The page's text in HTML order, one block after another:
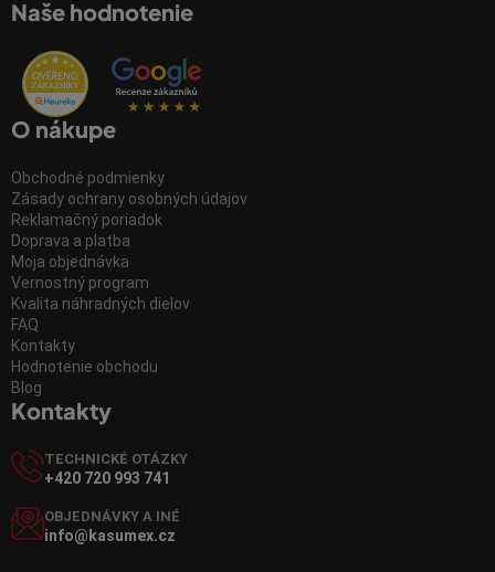
Naše hodnotenie
O nákupe
Obchodné podmienky
Zásady ochrany osobných údajov
Reklamačný poriadok
Doprava a platba
Moja objednávka
Vernostný program
Kvalita náhradných dielov
FAQ
Kontakty
Hodnotenie obchodu
Blog
Kontakty
TECHNICKÉ OTÁZKY
+420 720 993 741
OBJEDNÁVKY A INÉ
info@kasumex.cz